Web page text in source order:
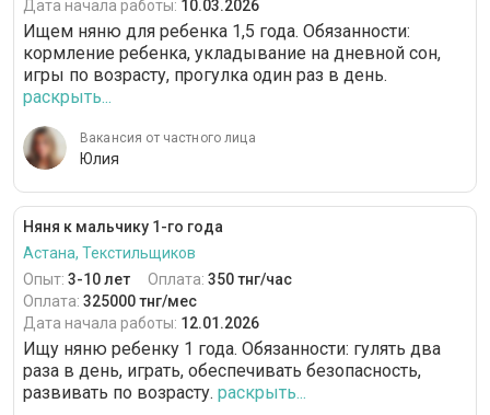
Дата начала работы: 10.03.2026
Ищем няню для ребенка 1,5 года. Обязанности:
кормление ребенка, укладывание на дневной сон,
игры по возрасту, прогулка один раз в день.
раскрыть...
Вакансия от частного лица
Юлия
Няня к мальчику 1-го года
Астана, Текстильщиков
Опыт: 3-10 лет Оплата: 350 тнг/час
Оплата: 325000 тнг/мес
Дата начала работы: 12.01.2026
Ищу няню ребенку 1 года. Обязанности: гулять два
раза в день, играть, обеспечивать безопасность,
развивать по возрасту. раскрыть...